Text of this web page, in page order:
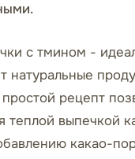
с тмином -
натуральные
рецепт
теплой выпечкой
какао-